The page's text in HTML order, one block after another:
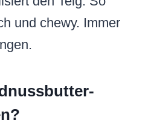
und chewy. Immer